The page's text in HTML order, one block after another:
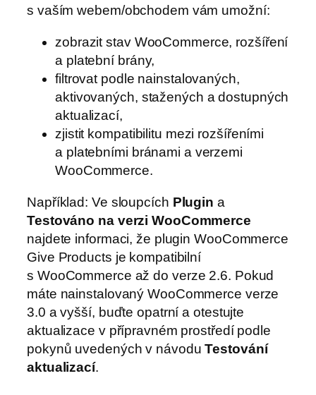
s vaším webem/obchodem vám umožní:
zobrazit stav WooCommerce, rozšíření
a platební brány,
filtrovat podle nainstalovaných,
aktivovaných, stažených a dostupných
aktualizací,
zjistit kompatibilitu mezi rozšířeními
a platebními bránami a verzemi
WooCommerce.
Například: Ve sloupcích Plugin a
Testováno na verzi WooCommerce
najdete informaci, že plugin WooCommerce
Give Products je kompatibilní
s WooCommerce až do verze 2.6. Pokud
máte nainstalovaný WooCommerce verze
3.0 a vyšší, buďte opatrní a otestujte
aktualizace v přípravném prostředí podle
pokynů uvedených v návoduTestování
aktualizací.